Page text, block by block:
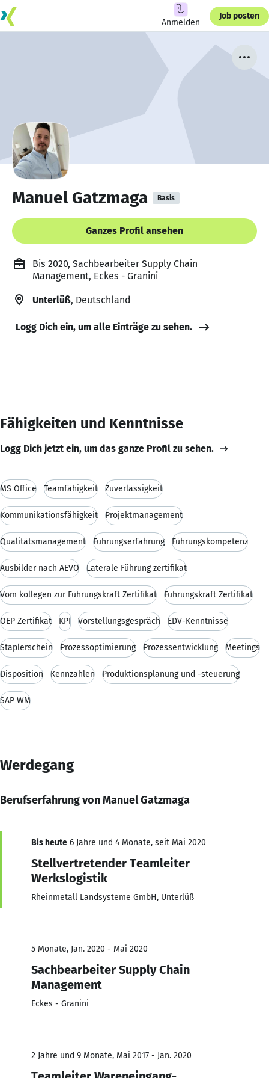
Anmelden
Job posten
Manuel Gatzmaga Basis
Ganzes Profil ansehen
Bis 2020, Sachbearbeiter Supply Chain
Management, Eckes - Granini
Unterlüß, Deutschland
Logg Dich ein, um alle Einträge zu sehen.
Fähigkeiten und Kenntnisse
Logg Dich jetzt ein, um das ganze Profil zu sehen.
MS Office Teamfähigkeit Zuverlässigkeit
Kommunikationsfähigkeit Projektmanagement
Qualitätsmanagement Führungserfahrung Führungskompetenz
Ausbilder nach AEVO Laterale Führung zertifikat
Vom kollegen zur Führungskraft Zertifikat Führungskraft Zertifikat
OEP Zertifikat KPI Vorstellungsgespräch EDV-Kenntnisse
Staplerschein Prozessoptimierung Prozessentwicklung Meetings
Disposition Kennzahlen Produktionsplanung und -steuerung
SAP WM
Werdegang
Berufserfahrung von Manuel Gatzmaga
Bis heute 6 Jahre und 4 Monate, seit Mai 2020
Stellvertretender Teamleiter
Werkslogistik
Rheinmetall Landsysteme GmbH, Unterlüß
5 Monate, Jan. 2020 - Mai 2020
Sachbearbeiter Supply Chain
Management
Eckes - Granini
2 Jahre und 9 Monate, Mai 2017 - Jan. 2020